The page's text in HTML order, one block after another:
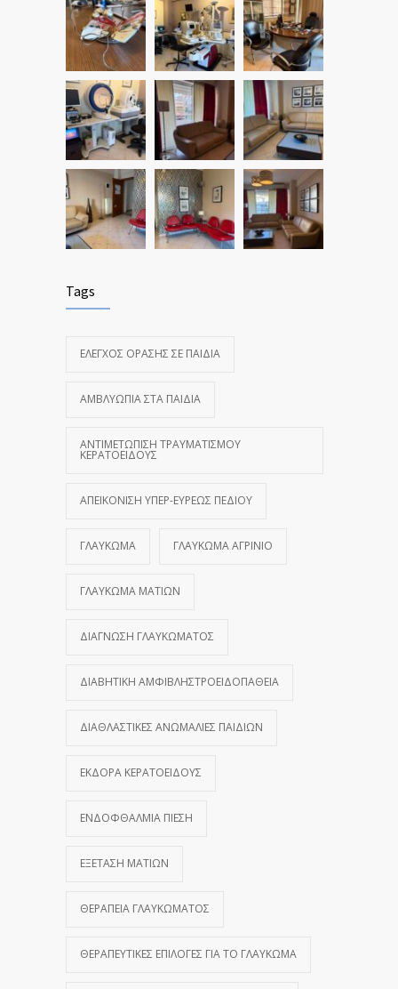
Tags
ΈΛΕΓΧΟΣ ΌΡΑΣΗΣ ΣΕ ΠΑΙΔΙΆ
ΑΜΒΛΥΩΠΊΑ ΣΤΑ ΠΑΙΔΙΆ
ΑΝΤΙΜΕΤΏΠΙΣΗ ΤΡΑΥΜΑΤΙΣΜΟΎ
ΚΕΡΑΤΟΕΙΔΟΎΣ
ΑΠΕΙΚΌΝΙΣΗ ΥΠΕΡ-ΕΥΡΈΩΣ ΠΕΔΊΟΥ
ΓΛΑΎΚΩΜΑ ΓΛΑΎΚΩΜΑ ΑΓΡΊΝΙΟ
ΓΛΑΎΚΩΜΑ ΜΑΤΙΏΝ
ΔΙΆΓΝΩΣΗ ΓΛΑΥΚΏΜΑΤΟΣ
ΔΙΑΒΗΤΙΚΉ ΑΜΦΙΒΛΗΣΤΡΟΕΙΔΟΠΆΘΕΙΑ
ΔΙΑΘΛΑΣΤΙΚΈΣ ΑΝΩΜΑΛΊΕΣ ΠΑΙΔΙΏΝ
ΕΚΔΟΡΆ ΚΕΡΑΤΟΕΙΔΟΎΣ
ΕΝΔΟΦΘΆΛΜΙΑ ΠΊΕΣΗ
ΕΞΈΤΑΣΗ ΜΑΤΙΏΝ
ΘΕΡΑΠΕΊΑ ΓΛΑΥΚΏΜΑΤΟΣ
ΘΕΡΑΠΕΥΤΙΚΈΣ ΕΠΙΛΟΓΈΣ ΓΙΑ ΤΟ ΓΛΑΎΚΩΜΑ